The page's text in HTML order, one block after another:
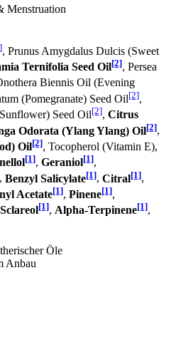
Menstruation
, Prunus Amygdalus Dulcis (Sweet
Ternifolia Seed Oil[2], Persea
Biennis Oil (Evening
(Pomegranate) Seed Oil[2],
Seed Oil[2], Citrus
Odorata (Ylang Ylang) Oil[2],
Oil[2], Tocopherol (Vitamin E),
[1], Geraniol[1],
, Benzyl Salicylate[1], Citral[1],
Acetate[1], Pinene[1],
Sclareol[1], Alpha-Terpinene[1],
Öle
Anbau